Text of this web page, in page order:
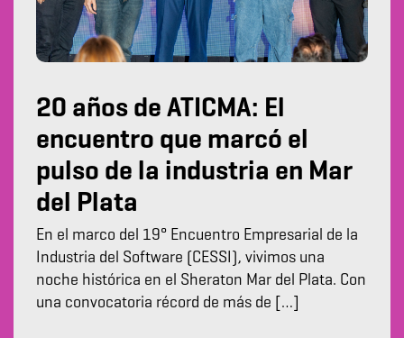
20 años de ATICMA: El
encuentro que marcó el
pulso de la industria en Mar
del Plata
En el marco del 19° Encuentro Empresarial de la
Industria del Software (CESSI), vivimos una
noche histórica en el Sheraton Mar del Plata. Con
una convocatoria récord de más de […]